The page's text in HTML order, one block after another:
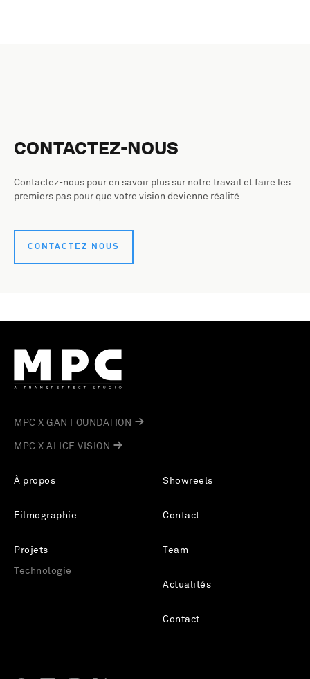
CONTACTEZ-NOUS
Contactez-nous pour en savoir plus sur notre travail et faire les
premiers pas pour que votre vision devienne réalité.
CONTACTEZ NOUS
À propos
Filmographie
Projets
Technologie
Showreels
Contact
Team
Actualités
Contact
MPC X GAN FOUNDATION
MPC X ALICE VISION